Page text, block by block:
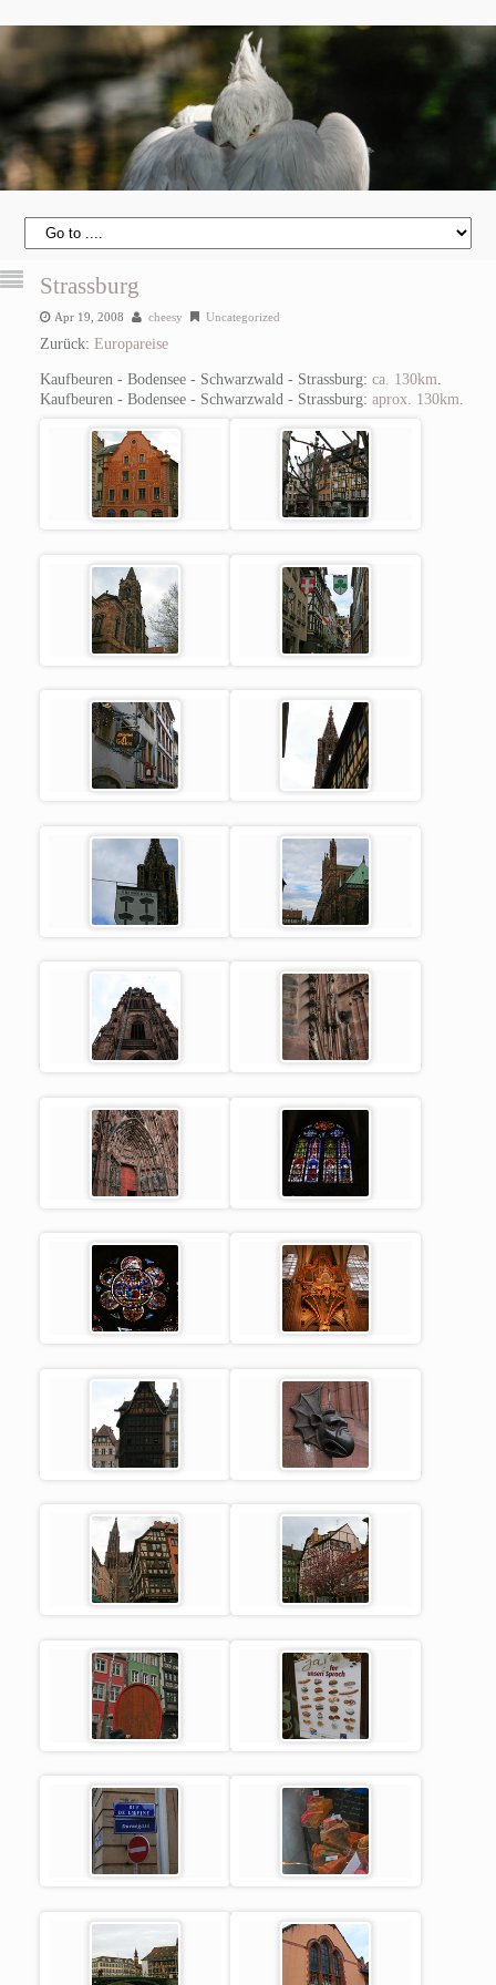
Strassburg
Apr 19, 2008 cheesy Uncategorized
Zurück: Europareise
Kaufbeuren - Bodensee - Schwarzwald - Strassburg: ca. 130km
Kaufbeuren - Bodensee - Schwarzwald - Strassburg: aprox. 130km